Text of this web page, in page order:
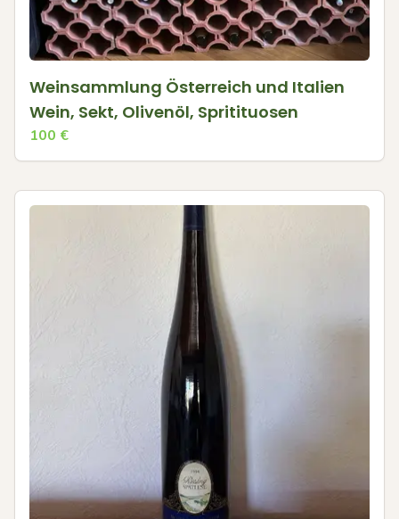
Weinsammlung Österreich und Italien
Wein, Sekt, Olivenöl, Spritituosen
100 €